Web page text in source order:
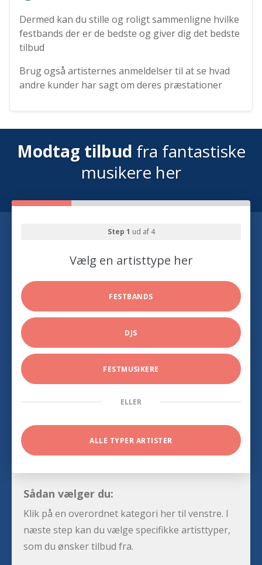
Dermed kan du stille og roligt sammenligne hvilke
festbands der er de bedste og giver dig det bedste
tilbud
Brug også artisternes anmeldelser til at se hvad
andre kunder har sagt om deres præstationer
Modtag tilbud fra fantastiske
musikere her
Step 1 ud af 4
Vælg en artisttype her
FESTBANDS
DJS
FESTMUSIKERE
ELLER
ALLE TYPER ARTISTER
Sådan vælger du:
Klik på en overordnet kategori her til venstre. I
næste step kan du vælge specifikke artisttyper,
som du ønsker tilbud fra.